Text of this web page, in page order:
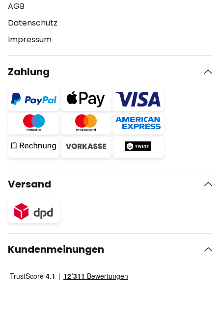
AGB
Datenschutz
Impressum
Zahlung
Versand
Kundenmeinungen